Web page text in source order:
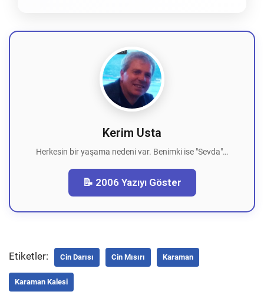
Kerim Usta
Herkesin bir yaşama nedeni var. Benimki ise "Sevda"…
📝 2006 Yazıyı Göster
Etiketler: Cin Darısı Cin Mısırı Karaman
Karaman Kalesi